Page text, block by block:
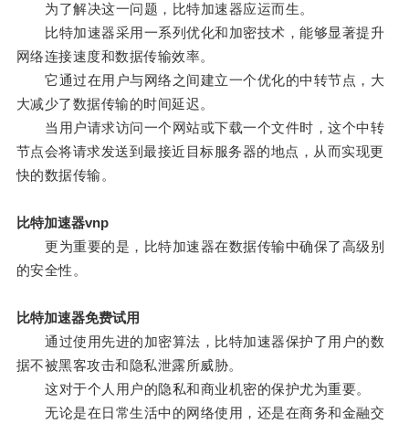
为了解决这一问题，比特加速器应运而生。
比特加速器采用一系列优化和加密技术，能够显著提升
网络连接速度和数据传输效率。
它通过在用户与网络之间建立一个优化的中转节点，大
大减少了数据传输的时间延迟。
当用户请求访问一个网站或下载一个文件时，这个中转
节点会将请求发送到最接近目标服务器的地点，从而实现更
快的数据传输。
比特加速器vnp
更为重要的是，比特加速器在数据传输中确保了高级别
的安全性。
比特加速器免费试用
通过使用先进的加密算法，比特加速器保护了用户的数
据不被黑客攻击和隐私泄露所威胁。
这对于个人用户的隐私和商业机密的保护尤为重要。
无论是在日常生活中的网络使用，还是在商务和金融交